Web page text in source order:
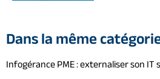
Dans la même
Infogérance PME : externaliser son IT